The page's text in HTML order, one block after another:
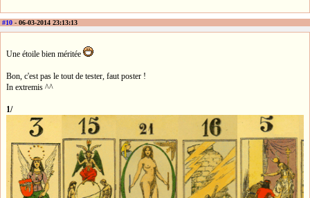
#10 - 06-03-2014 23:13:13
Une étoile bien méritée
Bon, c'est pas le tout de tester, faut poster !
In extremis ^^
1/